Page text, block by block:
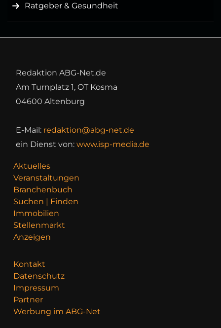
Ratgeber & Gesundheit
Redaktion ABG-Net.de
Am Turnplatz 1, OT Kosma
04600 Altenburg
E-Mail: redaktion@abg-net.de
ein Dienst von: www.isp-media.de
Aktuelles
Veranstaltungen
Branchenbuch
Suchen | Finden
Immobilien
Stellenmarkt
Anzeigen
Kontakt
Datenschutz
Impressum
Partner
Werbung im ABG-Net